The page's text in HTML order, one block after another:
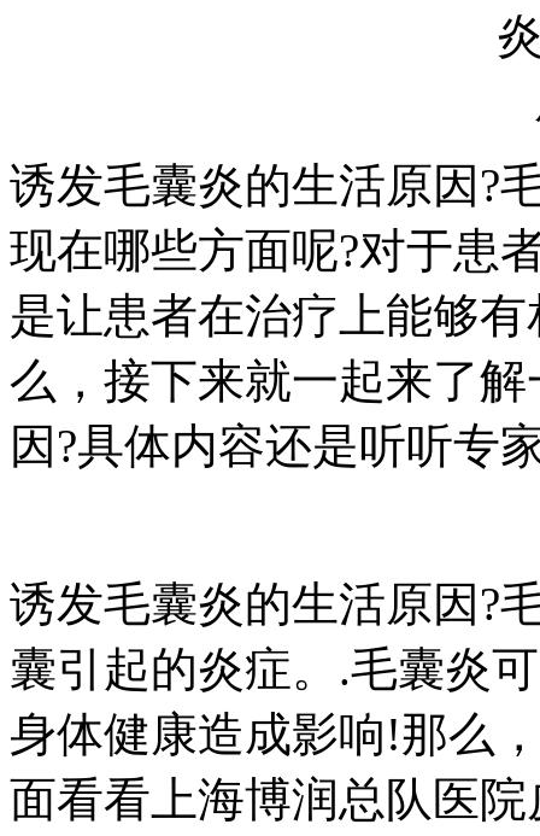
诱发毛囊炎的生活原因?
现在哪些方面呢?对于患
是让患者在治疗上能够
么，接下来就一起来了
因?具体内容还是听听专
诱发毛囊炎的生活原因?
囊引起的炎症。.毛囊炎
身体健康造成影响!那么
面看看上海博润总队医